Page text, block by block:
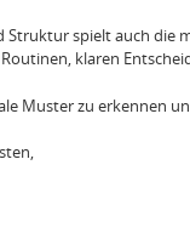
Struktur spielt auch die
klaren
Muster zu erkennen